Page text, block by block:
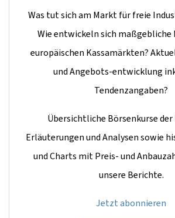
Was tut sich am Markt für freie
Wie entwickeln sich
europäischen Kassamärkten?
und Angebots-entwicklung
Tendenzangaben?
Übersichtliche Börsenkurse der
Erläuterungen und Analysen sowie
und Charts mit Preis- und
unsere Berichte.
Jetzt abonnieren